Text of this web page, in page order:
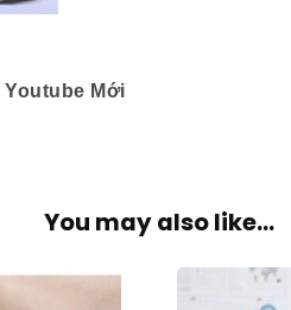
Mới
You may also like...